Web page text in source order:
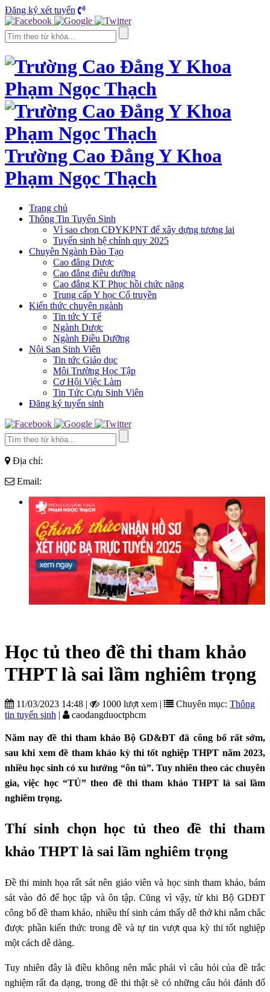
Đăng ký xét tuyển
Trường Cao Đẳng Y Khoa
Phạm Ngọc Thạch
Trang chủ
Thông Tin Tuyển Sinh
Vì sao chọn CĐYKPNT để xây dựng tương lai
Tuyển sinh hệ chính quy 2025
Chuyên Ngành Đào Tạo
Cao đẳng Dược
Cao đẳng điều dưỡng
Cao đẳng KT Phục hồi chức năng
Trung cấp Y học Cổ truyền
Kiến thức chuyên ngành
Tin tức Y Tế
Ngành Dược
Ngành Điều Dưỡng
Nội San Sinh Viên
Tin tức Giáo dục
Môi Trường Học Tập
Cơ Hội Việc Làm
Tin Tức Cựu Sinh Viên
Đăng ký tuyển sinh
Địa chỉ:
Email:
Học tủ theo đề thi tham khảo
THPT là sai lầm nghiêm trọng
11/03/2023 14:48 | 1000 lượt xem | Chuyên mục: Thông
tin tuyển sinh | caodangduoctphcm
Năm nay đề thi tham khảo Bộ GD&ĐT đã công bố rất sớm,
sau khi xem đề tham khảo kỳ thi tốt nghiệp THPT năm 2023,
nhiều học sinh có xu hướng “ôn tủ”. Tuy nhiên theo các chuyên
gia, việc học “TỦ” theo đề thi tham khảo THPT là sai lầm
nghiêm trọng.
Thí sinh chọn học tủ theo đề thi tham
khảo THPT là sai lầm nghiêm trọng
Đề thi minh họa rất sát nên giáo viên và học sinh tham khảo, bám
sát vào đó để học tập và ôn tập. Cũng vì vậy, từ khi Bộ GDĐT
công bố đề tham khảo, nhiều thí sinh cảm thấy dễ thở khi nắm chắc
được phần kiến thức trong đề và tự tin vượt qua kỳ thi tốt nghiệp
một cách dễ dàng.
Tuy nhiên đây là điều không nên mắc phải vì câu hỏi của đề trắc
nghiệm rất đa dạng, trong đề thi thật sẽ có những câu hỏi đánh đố